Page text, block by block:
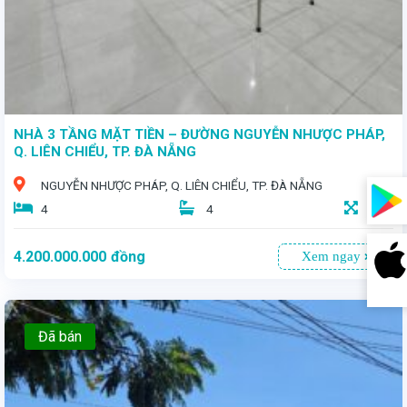
NHÀ 3 TẦNG MẶT TIỀN – ĐƯỜNG NGUYỄN NHƯỢC PHÁP,
Q. LIÊN CHIỂU, TP. ĐÀ NẴNG
NGUYỄN NHƯỢC PHÁP, Q. LIÊN CHIỂU, TP. ĐÀ NẴNG
4
4 105
4.200.000.000 đồng Xem ngay
Đã bán